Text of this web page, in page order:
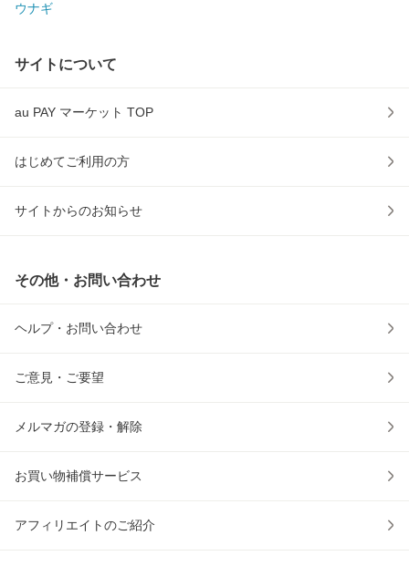
ウナギ
サイトについて
au PAY マーケット TOP
はじめてご利用の方
サイトからのお知らせ
その他・お問い合わせ
ヘルプ・お問い合わせ
ご意見・ご要望
メルマガの登録・解除
お買い物補償サービス
アフィリエイトのご紹介